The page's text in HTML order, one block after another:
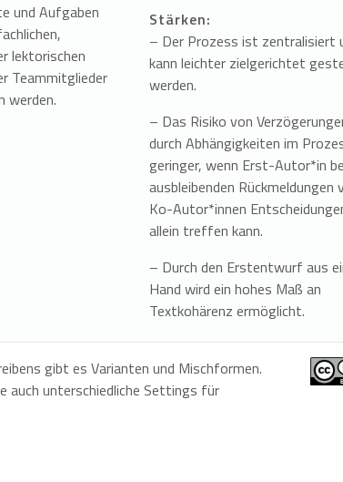
und Aufgaben
lektorischen
Teammitglieder
werden.
Stärken:
– Der Prozess ist zentralisiert
kann leichter zielgerichtet
werden.
– Das Risiko von
durch Abhängigkeiten im
geringer, wenn Erst-Autor*in
ausbleibenden Rückmeldungen
Ko-Autor*innen
allein treffen kann.
– Durch den Erstentwurf aus
Hand wird ein hohes Maß an
Textkohärenz ermöglicht.
gibt es Varianten und Mischformen.
auch unterschiedliche Settings für